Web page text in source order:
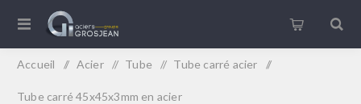
Accueil / Acier / Tube / Tube carré acier /
Tube carré 45x45x3mm en acier